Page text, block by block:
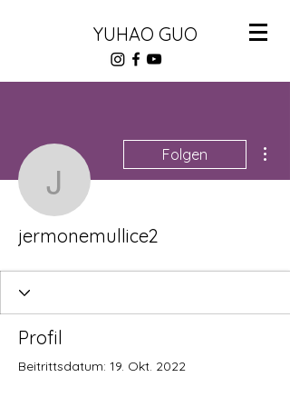
YUHAO GUO
jermonemullice2
Folgen
jermonemullice2
Profil
Beitrittsdatum: 19. Okt. 2022